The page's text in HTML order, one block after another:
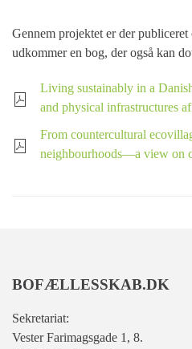
Gennem projektet er der
udkommer en bog, der også kan
Living sustainably in a
and physical infrastructures
From countercultural
neighbourhoods—a view on
BOFÆLLESSKAB.DK
Sekretariat:
Vester Farimagsgade 1, 8.